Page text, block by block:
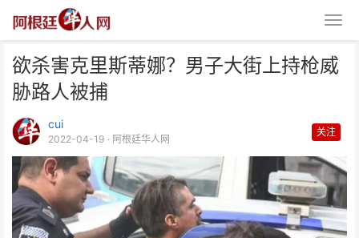
欲杀害克里斯蒂娜？男子大街上持枪威
胁路人被捕
cui
2022-04-19 · 阿根廷华人网
关注
欲杀害克里斯蒂娜？男子大街上持
枪威胁路人被捕